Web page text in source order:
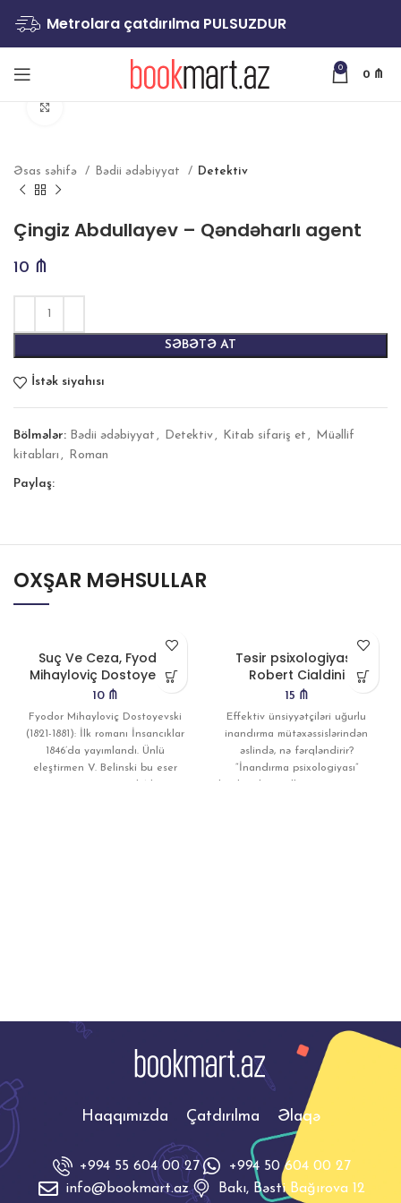
Metrolara çatdırılma PULSUZDUR
0
0 ₼
Əsas səhifə Bədii ədəbiyyat Detektiv
Çingiz Abdullayev – Qəndəharlı agent
10 ₼
SƏBƏTƏ AT
İstək siyahısı
Bölmələr: Bədii ədəbiyyat , Detektiv , Kitab sifariş et , Müəllif
kitabları , Roman
Paylaş:
OXŞAR MƏHSULLAR
Suç Ve Ceza, Fyodor
Mihayloviç Dostoyevski
10 ₼
Fyodor Mihayloviç Dostoyevski
(1821-1881): İlk romanı İnsancıklar
1846’da yayımlandı. Ünlü
eleştirmen V. Belinski bu eser
Təsir psixologiyası,
Robert Cialdini
15 ₼
Effektiv ünsiyyətçiləri uğurlu
inandırma mütəxəssislərindən
əslində, nə fərqləndirir?
“İnandırma psixologiyası”
Haqqımızda Çatdırılma Əlaqə
+994 55 604 00 27
+994 50 604 00 27
info@bookmart.az
Bakı, Bəsti Bağırova 12